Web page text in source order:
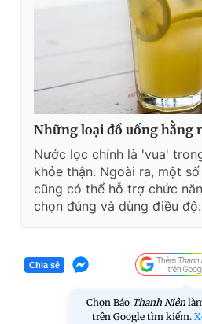
Những loại đồ uống hằng
Nước lọc chính là 'vua'
khỏe thận. Ngoài ra, một
cũng có thể hỗ trợ chức
chọn đúng và dùng điều độ.
Chia sẻ
Chọn Báo Thanh Niên
trên Google tìm kiếm.